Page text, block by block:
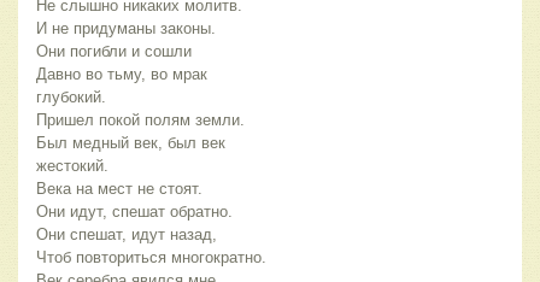
Не слышно никаких молитв.
И не придуманы законы.
Они погибли и сошли
Давно во тьму, во мрак
глубокий.
Пришел покой полям земли.
Был медный век, был век
жестокий.
Века на мест не стоят.
Они идут, спешат обратно.
Они спешат, идут назад,
Чтоб повториться многократно.